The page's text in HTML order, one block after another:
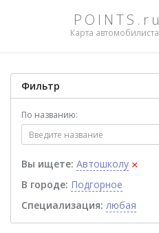
POINTS.ru
Карта автомобилиста
Фильтр
По названию:
Вы ищете: Автошколу ×
В городе: Подгорное
Специализация: любая